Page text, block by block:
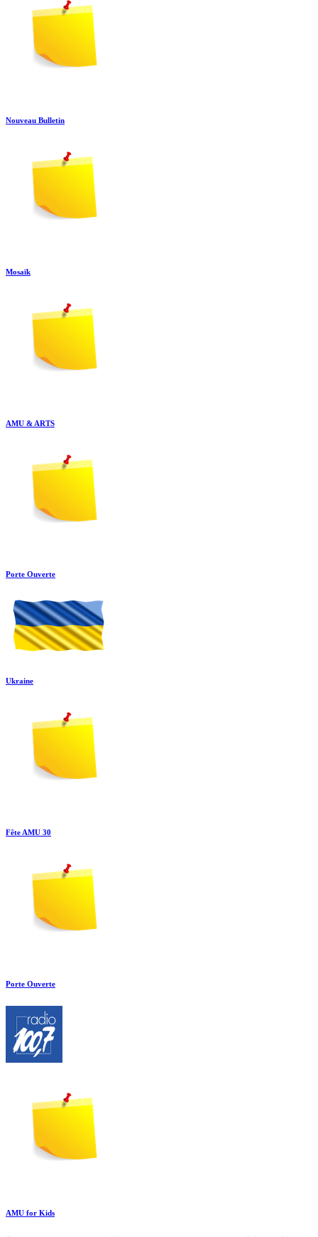
Nouveau Bulletin
Mosaïk
AMU & ARTS
Porte Ouverte
Ukraine
Fête AMU 30
Porte Ouverte
AMU for Kids